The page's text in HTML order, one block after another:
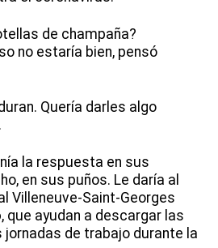
de champaña?
no estaría bien, pensó
Quería darles algo
la respuesta en sus
en sus puños. Le daría al
Villeneuve-Saint-Georges
, que ayudan a descargar las
de trabajo durante la